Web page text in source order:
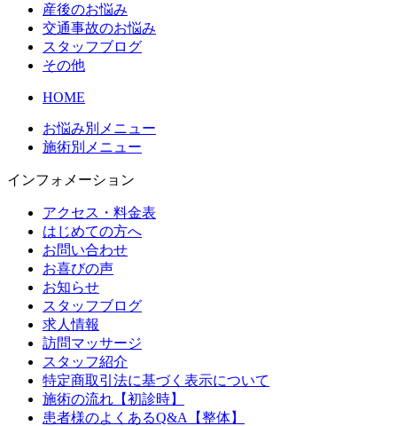
産後のお悩み
交通事故のお悩み
スタッフブログ
その他
HOME
お悩み別メニュー
施術別メニュー
インフォメーション
アクセス・料金表
はじめての方へ
お問い合わせ
お喜びの声
お知らせ
スタッフブログ
求人情報
訪問マッサージ
スタッフ紹介
特定商取引法に基づく表示について
施術の流れ【初診時】
患者様のよくあるQ&A【整体】